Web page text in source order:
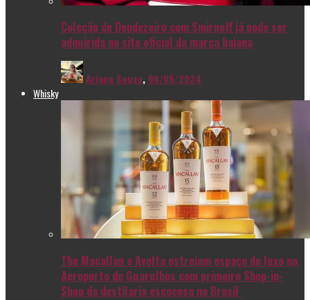
Coleção de Dendezeiro com Smirnoff já pode ser
adquirida no site oficial da marca baiana
Ariana Souza, 08/05/2024
Whisky
The Macallan e Avolta estreiam espaço de luxo no
Aeroporto de Guarulhos com primeiro Shop-in-
Shop da destilaria escocesa no Brasil